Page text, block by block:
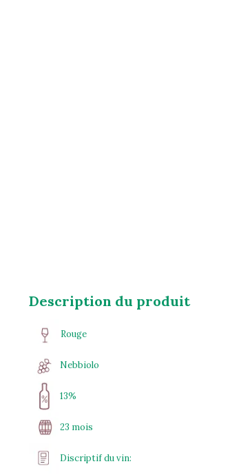
Description du produit
Rouge
Nebbiolo
13%
23 mois
Discriptif du vin: